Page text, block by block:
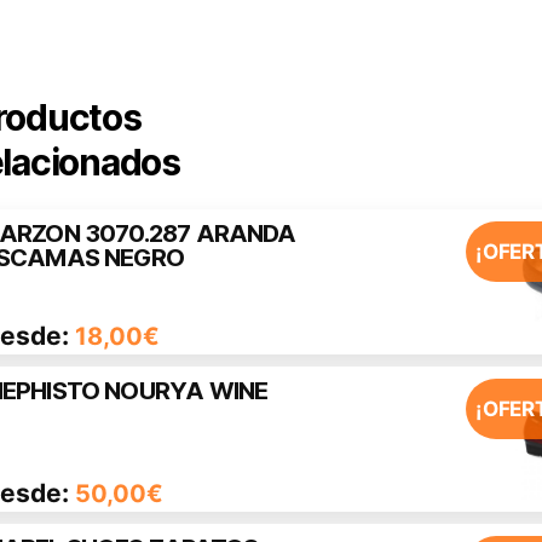
3070.287 ARANDA
NEGRO
18,00€
NOURYA WINE
50,00€